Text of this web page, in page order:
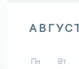
Пн Вт